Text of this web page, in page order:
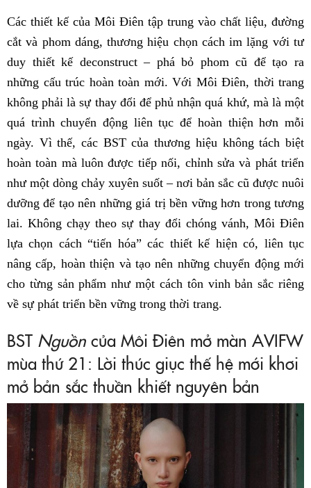
Các thiết kế của Môi Điên tập trung vào chất liệu, đường
cắt và phom dáng, thương hiệu chọn cách im lặng với tư
duy thiết kế deconstruct – phá bỏ phom cũ để tạo ra
những cấu trúc hoàn toàn mới. Với Môi Điên, thời trang
không phải là sự thay đổi để phủ nhận quá khứ, mà là một
quá trình chuyển động liên tục để hoàn thiện hơn mỗi
ngày. Vì thế, các BST của thương hiệu không tách biệt
hoàn toàn mà luôn được tiếp nối, chỉnh sửa và phát triển
như một dòng chảy xuyên suốt – nơi bản sắc cũ được nuôi
dưỡng để tạo nên những giá trị bền vững hơn trong tương
lai. Không chạy theo sự thay đổi chóng vánh, Môi Điên
lựa chọn cách “tiến hóa” các thiết kế hiện có, liên tục
nâng cấp, hoàn thiện và tạo nên những chuyển động mới
cho từng sản phẩm như một cách tôn vinh bản sắc riêng
về sự phát triển bền vững trong thời trang.
BST Nguồn của Môi Điên mở màn AVIFW
mùa thứ 21: Lời thúc giục thế hệ mới khơi
mở bản sắc thuần khiết nguyên bản